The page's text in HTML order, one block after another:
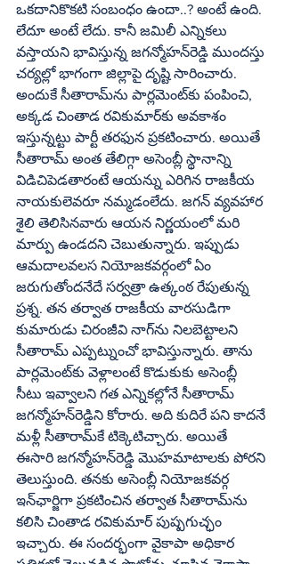
ఒకదానికొకటి సంబంధం ఉందా..? అంటే ఉంది.
లేదూ అంటే లేదు. కానీ జమిలీ ఎన్నికలు
వస్తాయని భావిస్తున్న జగన్మోహన్‌రెడ్డి ముందస్తు
చర్యల్లో భాగంగా జిల్లాపై దృష్టి సారించారు.
అందుకే సీతారామ్‌ను పార్లమెంట్‌కు పంపించి,
అక్కడ చింతాడ రవికుమార్‌కు అవకాశం
ఇస్తున్నట్టు పార్టీ తరఫున ప్రకటించారు. అయితే
సీతారామ్‌ అంత తేలిగ్గా అసెంబ్లీ స్థానాన్ని
విడిచిపెడతారంటే ఆయన్ను ఎరిగిన రాజకీయ
నాయకులెవరూ నమ్మడంలేదు. జగన్‌ వ్యవహార
శైలి తెలిసినవారు ఆయన నిర్ణయంలో మరి
మార్పు ఉండదని చెబుతున్నారు. ఇప్పుడు
ఆమదాలవలస నియోజకవర్గంలో ఏం
జరుగుతోందనేదే సర్వత్రా ఉత్కంఠ రేపుతున్న
ప్రశ్న. తన తర్వాత రాజకీయ వారసుడిగా
కుమారుడు చిరంజీవి నాగ్‌ను నిలబెట్టాలని
సీతారామ్‌ ఎప్పట్నుంచో భావిస్తున్నారు. తాను
పార్లమెంట్‌కు వెళ్లాలంటే కొడుకుకు అసెంబ్లీ
సీటు ఇవ్వాలని గత ఎన్నికల్లోనే సీతారామ్‌
జగన్మోహన్‌రెడ్డిని కోరారు. అది కుదిరే పని కాదనే
మళ్లీ సీతారామ్‌కే టిక్కెటిచ్చారు. అయితే
ఈసారి జగన్మోహన్‌రెడ్డి మొహమాటాలకు పోరని
తెలుస్తుంది. తనకు అసెంబ్లీ నియోజకవర్గ
ఇన్‌ఛార్జిగా ప్రకటించిన తర్వాత సీతారామ్‌ను
కలిసి చింతాడ రవికుమార్‌ పుష్పగుచ్ఛం
ఇచ్చారు. ఈ సందర్భంగా వైకాపా అధికార